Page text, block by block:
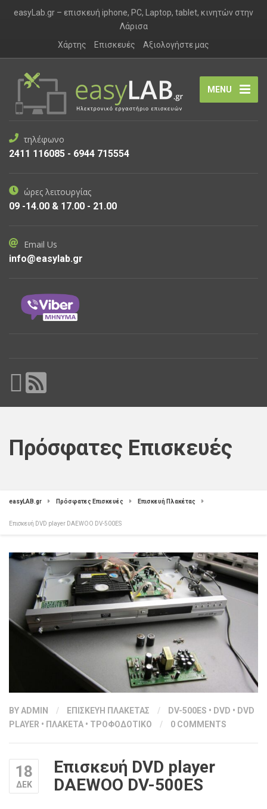
easyLab.gr – επισκευή iphone, PC, Laptop, tablet, κινητών στην
Λάρισα
Χάρτης
Επισκευές Αξιολογήστε μας
MENU
τηλέφωνο
2411 116085 - 6944 715554
ώρες λειτουργίας
09 -14.00 & 17.00 - 21.00
Email Us
info@easylab.gr
Πρόσφατες Επισκευές
easyLAB.gr Πρόσφατες Επισκευές Επισκευή Πλακέτας
Επισκευή DVD player DAEWOO DV-500ES
BYADMIN / ΕΠΙΣΚΕΥΗ ΠΛΑΚΕΤΑΣ / DV-500ES • DVD • DVD
PLAYER • ΠΛΑΚΕΤΑ • ΤΡΟΦΟΔΟΤΙΚΟ / 0 COMMENTS
18
ΔΕΚ
Επισκευή DVD player
DAEWOO DV-500ES